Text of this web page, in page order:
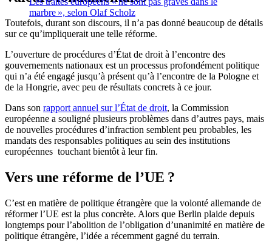
marbre », selon Olaf Scholz
Toutefois, durant son discours, il n’a pas donné beaucoup de détails
sur ce qu’impliquerait une telle réforme.
L’ouverture de procédures d’État de droit à l’encontre des
gouvernements nationaux est un processus profondément politique
qui n’a été engagé jusqu’à présent qu’à l’encontre de la Pologne et
de la Hongrie, avec peu de résultats concrets à ce jour.
Dans son rapport annuel sur l’État de droit, la Commission
européenne a souligné plusieurs problèmes dans d’autres pays, mais
de nouvelles procédures d’infraction semblent peu probables, les
mandats des responsables politiques au sein des institutions
européennes touchant bientôt à leur fin.
Vers une réforme de l’UE ?
C’est en matière de politique étrangère que la volonté allemande de
réformer l’UE est la plus concrète. Alors que Berlin plaide depuis
longtemps pour l’abolition de l’obligation d’unanimité en matière de
politique étrangère, l’idée a récemment gagné du terrain.